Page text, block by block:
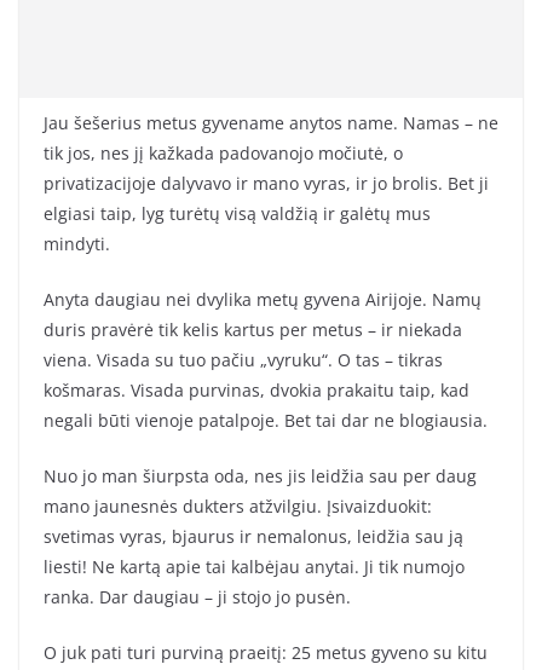
Jau šešerius metus gyvename anytos name. Namas – ne
tik jos, nes jį kažkada padovanojo močiutė, o
privatizacijoje dalyvavo ir mano vyras, ir jo brolis. Bet ji
elgiasi taip, lyg turėtų visą valdžią ir galėtų mus
mindyti.
Anyta daugiau nei dvylika metų gyvena Airijoje. Namų
duris pravėrė tik kelis kartus per metus – ir niekada
viena. Visada su tuo pačiu „vyruku“. O tas – tikras
košmaras. Visada purvinas, dvokia prakaitu taip, kad
negali būti vienoje patalpoje. Bet tai dar ne blogiausia.
Nuo jo man šiurpsta oda, nes jis leidžia sau per daug
mano jaunesnės dukters atžvilgiu. Įsivaizduokit:
svetimas vyras, bjaurus ir nemalonus, leidžia sau ją
liesti! Ne kartą apie tai kalbėjau anytai. Ji tik numojo
ranka. Dar daugiau – ji stojo jo pusėn.
O juk pati turi purviną praeitį: 25 metus gyveno su kitu